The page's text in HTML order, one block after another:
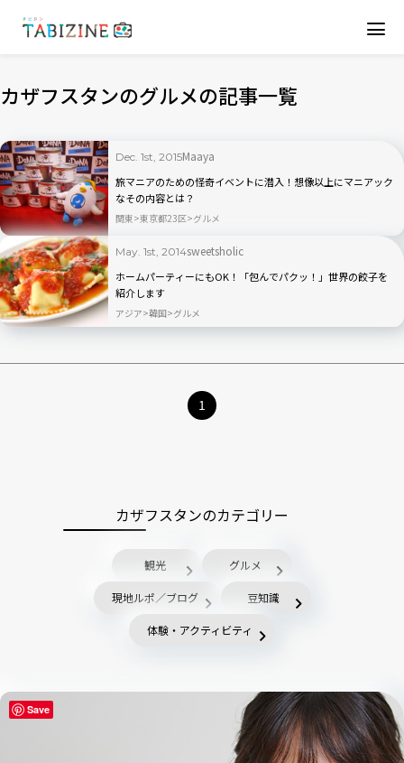
カザフスタンのグルメの記事一覧
Dec. 1st, 2015Maaya
旅マニアのための怪奇イベントに潜入！想像以上にマニアック
なその内容とは？
関東 東京都23区 グルメ
May. 1st, 2014sweetsholic
ホームパーティーにもOK！「包んでパクッ！」世界の餃子を
紹介します
アジア 韓国 グルメ
1
カザフスタンのカテゴリー
観光 グルメ
現地ルポ／ブログ 豆知識
体験・アクティビティ
Save